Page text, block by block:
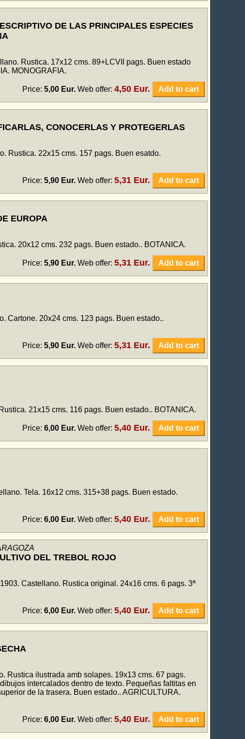
DE LAS PRINCIPALES ESPECIES
Rustica. 17x12 cms. 89+LCVII pags. Buen estado
MONOGRAFIA.
Price: 5,00 Eur. Web offer: 4,50 Eur. Add to cart
CONOCERLAS Y PROTEGERLAS
Rustica. 22x15 cms. 157 pags. Buen esatdo.
Price: 5,90 Eur. Web offer: 5,31 Eur. Add to cart
EUROPA
20x12 cms. 232 pags. Buen estado.. BOTANICA.
Price: 5,90 Eur. Web offer: 5,31 Eur. Add to cart
Cartone. 20x24 cms. 123 pags. Buen estado..
Price: 5,90 Eur. Web offer: 5,31 Eur. Add to cart
21x15 cms. 116 pags. Buen estado.. BOTANICA.
Price: 6,00 Eur. Web offer: 5,40 Eur. Add to cart
Tela. 16x12 cms. 315+38 pags. Buen estado.
Price: 6,00 Eur. Web offer: 5,40 Eur. Add to cart
DEL TREBOL ROJO
Castellano. Rustica original. 24x16 cms. 6 pags. 3ª
Price: 6,00 Eur. Web offer: 5,40 Eur. Add to cart
Rustica ilustrada amb solapes. 19x13 cms. 67 pags.
intercalados dentro de texto. Pequeñas faltitas en
de la trasera. Buen estado.. AGRICULTURA.
Price: 6,00 Eur. Web offer: 5,40 Eur. Add to cart